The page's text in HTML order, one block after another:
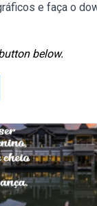
e faça o
below.